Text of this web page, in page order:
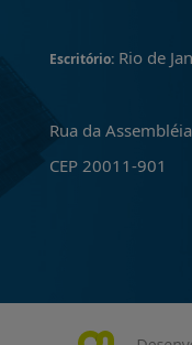
Escritório:Rio de
Rua da
CEP 20011-901